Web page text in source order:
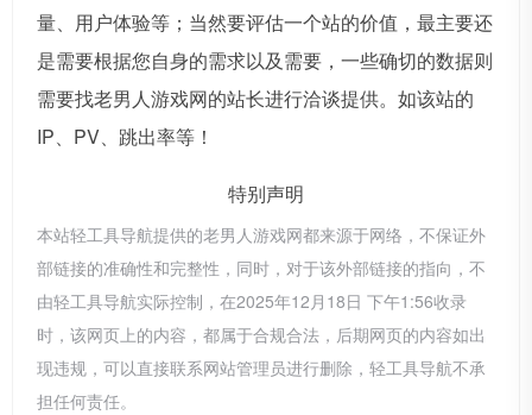
量、用户体验等；当然要评估一个站的价值，最主要还
是需要根据您自身的需求以及需要，一些确切的数据则
需要找老男人游戏网的站长进行洽谈提供。如该站的
IP、PV、跳出率等！
特别声明
本站轻工具导航提供的老男人游戏网都来源于网络，不保证外
部链接的准确性和完整性，同时，对于该外部链接的指向，不
由轻工具导航实际控制，在2025年12月18日 下午1:56收录
时，该网页上的内容，都属于合规合法，后期网页的内容如出
现违规，可以直接联系网站管理员进行删除，轻工具导航不承
担任何责任。